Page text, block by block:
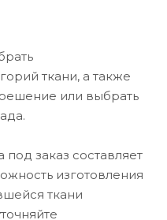
ткани, а также
или выбрать
заказ составляет
изготовления
ткани